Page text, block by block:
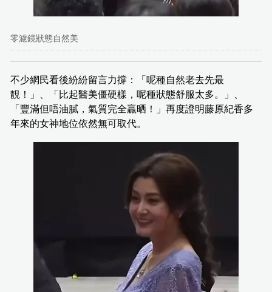
零濾鏡狀態自然美
不少網民看後紛紛留言力撐：「呢種自然老去先最
靚！」、「比起醫美僵硬樣，呢種狀態舒服太多。」、
「豐滿但唔油膩，氣質完全贏晒！」再度證明藤原紀香多
年來的女神地位依然無可取代。